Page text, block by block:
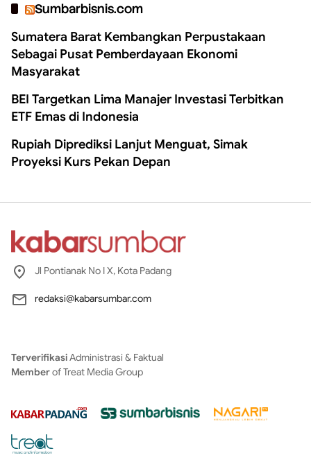
Sumbarbisnis.com
Sumatera Barat Kembangkan Perpustakaan
Sebagai Pusat Pemberdayaan Ekonomi
Masyarakat
BEI Targetkan Lima Manajer Investasi Terbitkan
ETF Emas di Indonesia
Rupiah Diprediksi Lanjut Menguat, Simak
Proyeksi Kurs Pekan Depan
Jl Pontianak No I X, Kota Padang
redaksi@kabarsumbar.com
TerverifikasiAdministrasi & Faktual
Memberof Treat Media Group